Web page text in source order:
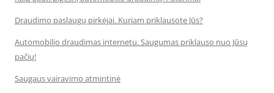
Draudimo paslaugų pirkėjai. Kuriam priklausote Jūs?
Automobilio draudimas internetu. Saugumas priklauso nuo Jūsų
pačių!
Saugaus vairavimo atmintinė